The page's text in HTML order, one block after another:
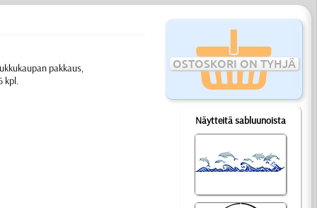
OSTOSKORI ON TYHJÄ
Näytteitä sabluunoista
pakkaus,
kpl.